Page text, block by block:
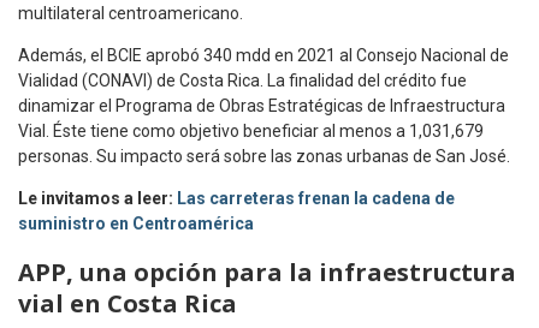
multilateral centroamericano.
Además, el BCIE aprobó 340 mdd en 2021 al Consejo Nacional de
Vialidad (CONAVI) de Costa Rica. La finalidad del crédito fue
dinamizar el Programa de Obras Estratégicas de Infraestructura
Vial. Éste tiene como objetivo beneficiar al menos a 1,031,679
personas. Su impacto será sobre las zonas urbanas de San José.
Le invitamos a leer: Las carreteras frenan la cadena de
suministro en Centroamérica
APP, una opción para la infraestructura
vial en Costa Rica